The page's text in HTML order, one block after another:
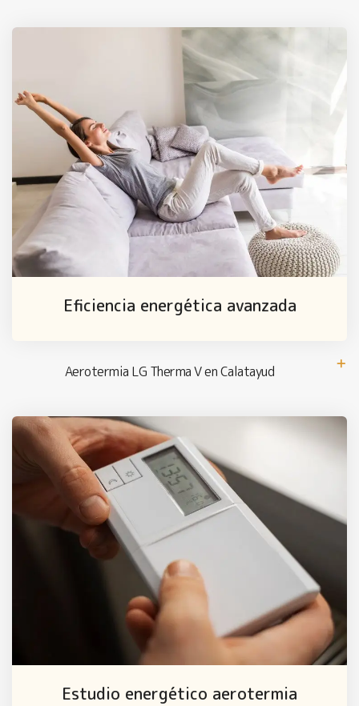
Eficiencia energética avanzada
Aerotermia LG Therma V en Calatayud
Estudio energético aerotermia